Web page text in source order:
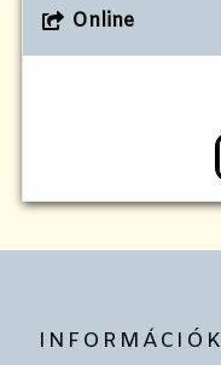
Online
INFORMÁCIÓK